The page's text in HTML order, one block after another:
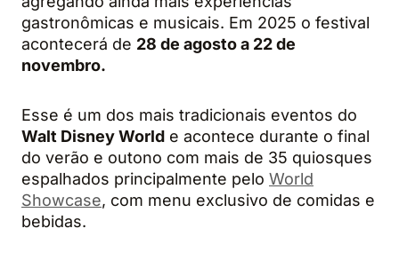
gastronômicas e musicais. Em 2025 o festival
acontecerá de 28 de agosto a 22 de
novembro.
Esse é um dos mais tradicionais eventos do
Walt Disney World e acontece durante o final
do verão e outono com mais de 35 quiosques
espalhados principalmente pelo World
Showcase, com menu exclusivo de comidas e
bebidas.